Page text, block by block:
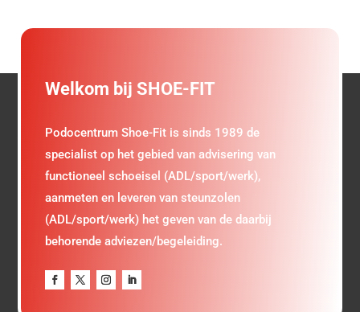
Welkom bij SHOE-FIT
Podocentrum Shoe-Fit is sinds 1989 de
specialist op het gebied van advisering van
functioneel schoeisel (ADL/sport/werk),
aanmeten en leveren van steunzolen
(ADL/sport/werk) het geven van de daarbij
behorende adviezen/begeleiding.